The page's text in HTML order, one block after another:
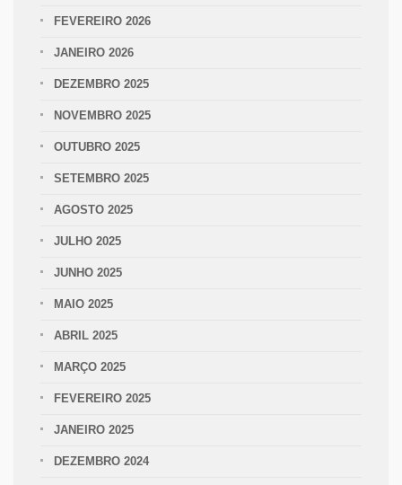
FEVEREIRO 2026
JANEIRO 2026
DEZEMBRO 2025
NOVEMBRO 2025
OUTUBRO 2025
SETEMBRO 2025
AGOSTO 2025
JULHO 2025
JUNHO 2025
MAIO 2025
ABRIL 2025
MARÇO 2025
FEVEREIRO 2025
JANEIRO 2025
DEZEMBRO 2024